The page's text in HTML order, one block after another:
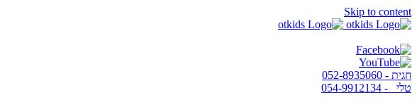
Skip to content
חגית - 052-8935060
טלי - 054-9912134